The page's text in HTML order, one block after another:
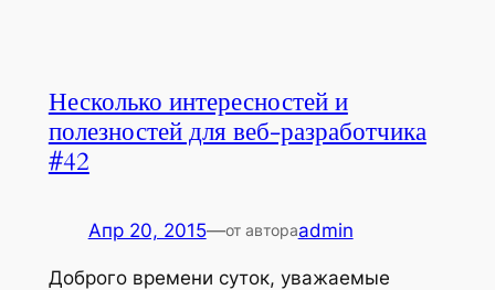
Несколько интересностей и
полезностей для веб-разработчика
#42
Апр 20, 2015—от автораadmin
Доброго времени суток, уважаемые